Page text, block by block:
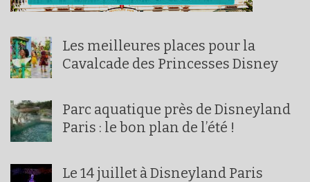
Les meilleures places pour la
Cavalcade des Princesses Disney
Parc aquatique près de Disneyland
Paris : le bon plan de l’été !
Le 14 juillet à Disneyland Paris